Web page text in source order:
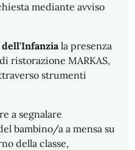
mediante avviso
la presenza
ristorazione MARKAS,
strumenti
a segnalare
bambino/a a mensa su
della classe,